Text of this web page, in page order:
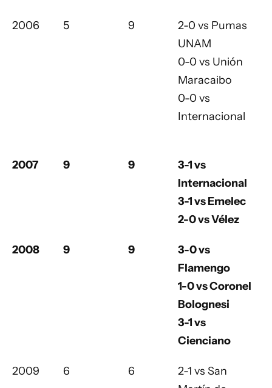
2006 5 9
2-0 vs Pumas
UNAM
0-0 vs Unión
Maracaibo
0-0 vs
Internacional
2007 9 9
3-1 vs
Internacional
3-1 vs Emelec
2-0 vs Vélez
2008 9 9
3-0 vs
Flamengo
1-0 vs Coronel
Bolognesi
3-1 vs
Cienciano
2009 6 6
2-1 vs San